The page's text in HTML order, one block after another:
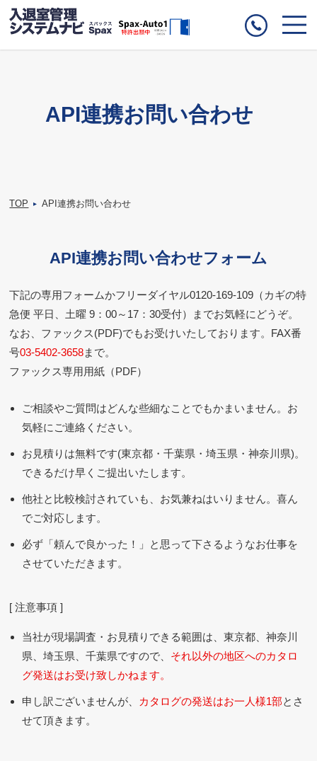
API連携お問い合わせ
TOP ▸ API連携お問い合わせ
API連携お問い合わせフォーム
下記の専用フォームかフリーダイヤル0120-169-109 （カギの特
急便 平日、土曜 9：00～17：30受付）までお気軽にどうぞ。
なお、ファックス(PDF)でもお受けいたしております。FAX番
号03-5402-3658まで。
ファックス専用用紙（PDF）
ご相談やご質問はどんな些細なことでもかまいません。お
気軽にご連絡ください。
お見積りは無料です(東京都・千葉県・埼玉県・神奈川県)。
できるだけ早くご提出いたします。
他社と比較検討されていも、お気兼ねはいりません。喜ん
でご対応します。
必ず「頼んで良かった！」と思って下さるようなお仕事を
させていただきます。
[ 注意事項 ]
当社が現場調査・お見積りできる範囲は、東京都、神奈川
県、埼玉県、千葉県ですので、 それ以外の地区へのカタロ
グ発送はお受け致しかねます。
申し訳ございませんが、 カタログの発送はお一人様1部とさ
せて頂きます。